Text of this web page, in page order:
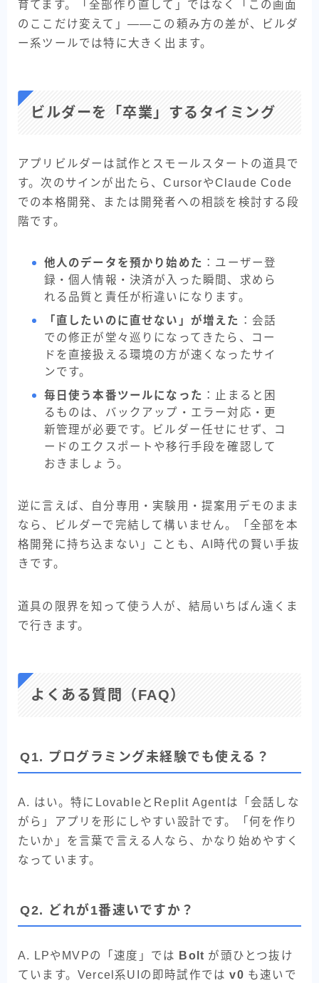
育てます。「全部作り直して」ではなく「この画面
のここだけ変えて」——この頼み方の差が、ビルダ
ー系ツールでは特に大きく出ます。
ビルダーを「卒業」するタイミング
アプリビルダーは試作とスモールスタートの道具で
す。次のサインが出たら、CursorやClaude Code
での本格開発、または開発者への相談を検討する段
階です。
他人のデータを預かり始めた ：ユーザー登
録・個人情報・決済が入った瞬間、求めら
れる品質と責任が桁違いになります。
「直したいのに直せない」が増えた ：会話
での修正が堂々巡りになってきたら、コー
ドを直接扱える環境の方が速くなったサイ
ンです。
毎日使う本番ツールになった ：止まると困
るものは、バックアップ・エラー対応・更
新管理が必要です。ビルダー任せにせず、コ
ードのエクスポートや移行手段を確認して
おきましょう。
逆に言えば、自分専用・実験用・提案用デモのまま
なら、ビルダーで完結して構いません。「全部を本
格開発に持ち込まない」ことも、AI時代の賢い手抜
きです。
道具の限界を知って使う人が、結局いちばん遠くま
で行きます。
よくある質問（FAQ）
Q1. プログラミング未経験でも使える？
A. はい。特にLovableとReplit Agentは「会話しな
がら」アプリを形にしやすい設計です。「何を作り
たいか」を言葉で言える人なら、かなり始めやすく
なっています。
Q2. どれが1番速いですか？
A. LPやMVPの「速度」では Bolt が頭ひとつ抜け
ています。Vercel系UIの即時試作ではv0 も速いで